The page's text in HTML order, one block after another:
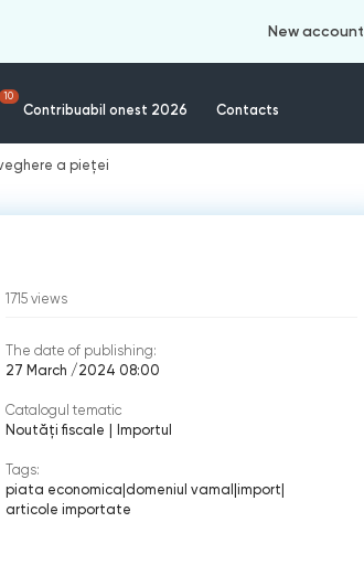
New account
10
Contribuabil onest 2026 Contacts
a pieței
1715 views
The date of publishing:
27 March /2024 08:00
Catalogul tematic
Noutăți fiscale
Importul
Tags:
piata economica domeniul vamal import
articole importate